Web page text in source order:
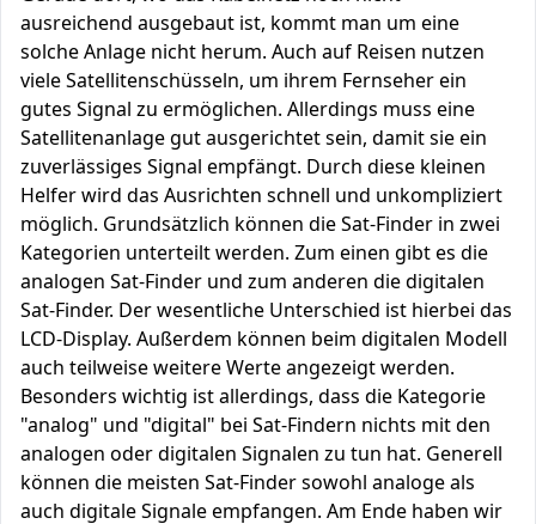
ausreichend ausgebaut ist, kommt man um eine
solche Anlage nicht herum. Auch auf Reisen nutzen
viele Satellitenschüsseln, um ihrem Fernseher ein
gutes Signal zu ermöglichen. Allerdings muss eine
Satellitenanlage gut ausgerichtet sein, damit sie ein
zuverlässiges Signal empfängt. Durch diese kleinen
Helfer wird das Ausrichten schnell und unkompliziert
möglich. Grundsätzlich können die Sat-Finder in zwei
Kategorien unterteilt werden. Zum einen gibt es die
analogen Sat-Finder und zum anderen die digitalen
Sat-Finder. Der wesentliche Unterschied ist hierbei das
LCD-Display. Außerdem können beim digitalen Modell
auch teilweise weitere Werte angezeigt werden.
Besonders wichtig ist allerdings, dass die Kategorie
"analog" und "digital" bei Sat-Findern nichts mit den
analogen oder digitalen Signalen zu tun hat. Generell
können die meisten Sat-Finder sowohl analoge als
auch digitale Signale empfangen. Am Ende haben wir